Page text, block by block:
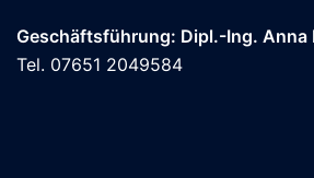
Geschäftsführung: Dipl.-Ing. Anna
Tel. 07651 2049584